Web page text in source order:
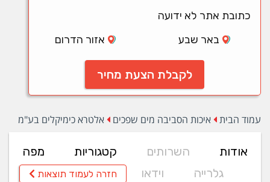
כתובת אתר לא ידועה
באר שבע
אזור הדרום
לקבלת הצעת מחיר
עמוד הבית איכות הסביבה מים שפכים אלטרא כימיקלים בע"מ
אודות השרותים קטגוריות
מפה
גלרייה
וידאו חזרה לעמוד תוצאות